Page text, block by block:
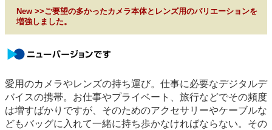
New >>ご要望の多かったカメラ本体とレンズ用のバリエーションを
増強しました。
愛用のカメラやレンズの持ち運び。仕事に必要なデジタルデ
バイスの携帯。お仕事やプライベート、旅行などでその頻度
は増すばかりですが、そのためのアクセサリーやケーブルな
どもバッグに入れて一緒に持ち歩かなければならない。その